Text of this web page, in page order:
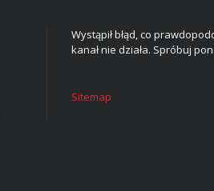
Wystąpił błąd, co
kanał nie działa. Spróbuj
Sitemap